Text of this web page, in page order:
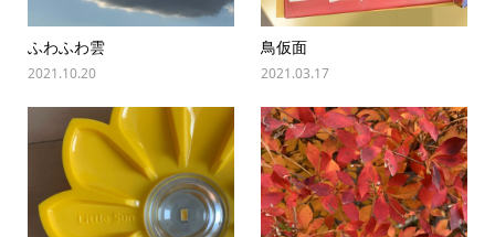
ふわふわ雲
2021.10.20
鳥仮面
2021.03.17